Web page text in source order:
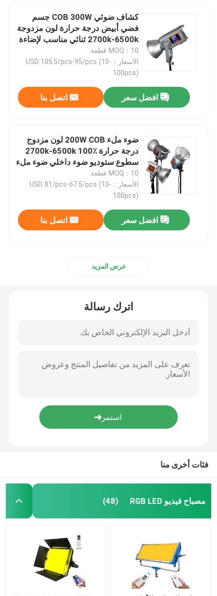
مصباح فيديو RGB LED
أضواء الاستوديو LED للتصوير الفوتوغرافي
أضواء استوديو RGB LED
أضواء التصوير النهاري
مصباح لوحي LED ناعم
ضوء استوديو الفيلم
RGB LED أنبوب الضوء
ضوء ملء LED بذراعين مزدوجين
كشاف ضوئي COB 300W جسم
فضي أبيض درجة حرارة لون مزدوجة
2700k-6500k ثنائي مناسب لإضاءة
الاستوديو في التصوير الفوتوغرافي
MOQ：10 قطعة
الأسعار：USD 105.5/pcs-95/pcs (10-
100pcs)
افضل سعر اتصل بنا
ضوء ملء 200W COB لون مزدوج
درجة حرارة 2700k-6500k 100٪
سطوع ستوديو ضوء داخلي ضوء ملء
LED
MOQ：10 قطعة
الأسعار：USD 81/pcs-67.5/pcs (10-
100pcs)
افضل سعر اتصل بنا
عرض المزيد
اترك رسالة
فئات أخرى منا
مصباح فيديو RGB LED (48)